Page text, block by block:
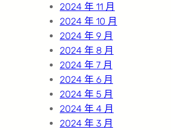
2024 年 11 月
2024 年 10 月
2024 年 9 月
2024 年 8 月
2024 年 7 月
2024 年 6 月
2024 年 5 月
2024 年 4 月
2024 年 3 月